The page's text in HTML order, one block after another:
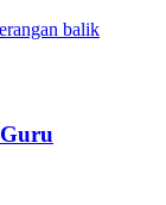
balik